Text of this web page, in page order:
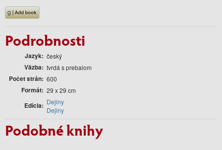
Podrobnosti
Jazyk český
Väzba tvrdá s prebalom
Počet strán 600
Formát 29 x 29 cm
Edícia
Dejiny
Dejiny
Podobné knihy